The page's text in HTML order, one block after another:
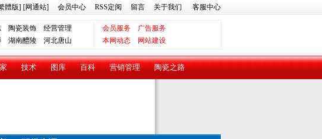
體版] [网通站] 会员中心 RSS定阅 留言 关于我们 客服中心
陶瓷装饰 经营管理 会员服务
广告服务
湖南醴陵 河北唐山 本网动态 网站建设
技术 图库 百科 营销管理 陶瓷之路